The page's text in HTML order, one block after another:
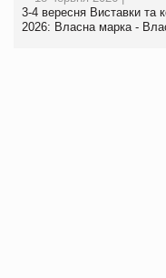
3-4 вересня Виставки та
2026: Власна марка -